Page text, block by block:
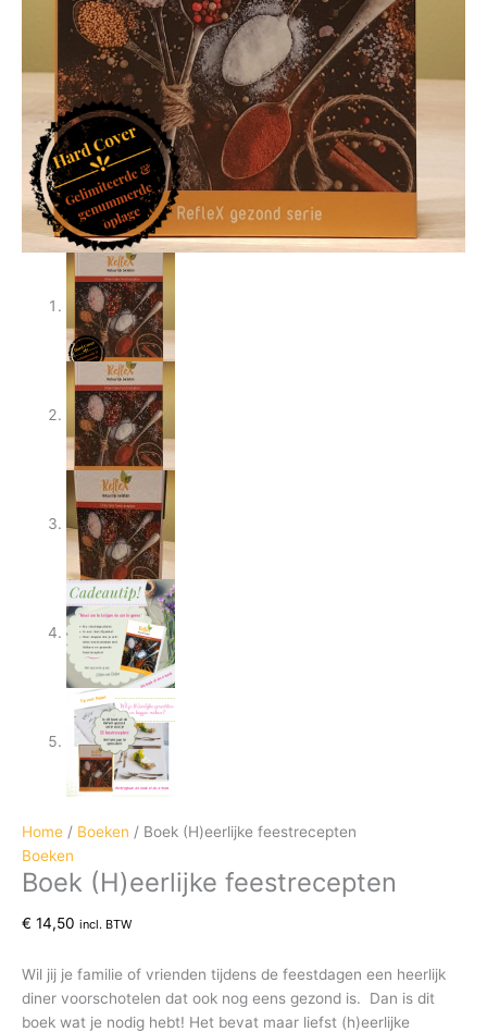
Home / Boeken / Boek (H)eerlijke feestrecepten
Boeken
Boek (H)eerlijke feestrecepten
€ 14,50 incl. BTW
Wil jij je familie of vrienden tijdens de feestdagen een heerlijk
diner voorschotelen dat ook nog eens gezond is. Dan is dit
boek wat je nodig hebt! Het bevat maar liefst (h)eerlijke